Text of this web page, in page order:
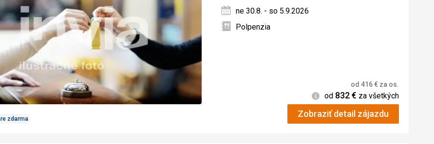
zdarma
ne 30.8. - so 5.9.2026
Polpenzia
od 416€ za os.
Informácie
od 832€ za všetkých
Zobraziť detail zájazdu